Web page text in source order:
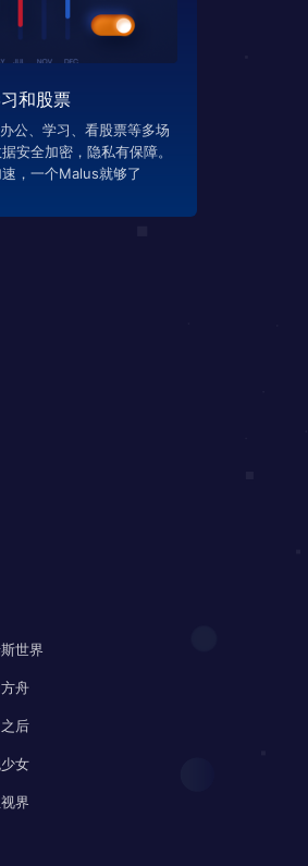
和股票
公、学习、看股票等多场
安全加密，隐私有保障。
，一个Malus就够了
世界
舟
后
女
界